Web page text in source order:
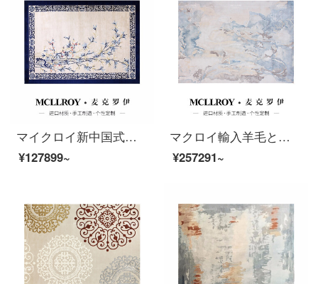
マイクロイ新中国式中国風の禅イタリアアメリカ式欧式書斎茶室のソファー茶何畳部屋のベッドルームのベッドサイドのタペストリーの前に家庭用羊毛プラスシルクカーペットLT 171030 A 3000 MM*400 MM
¥127899~
マクロイ輸入羊毛とシルクじゅうたんの後、近代的な軽量で豪華なアメリカ式の抽象的なリビングルームのソファとテーブルのベッドルームのタペストリーのハイエンドカスタマイズJ 279-8【優良な輸入羊毛のプラスシルク】400 MM*6500 MM
¥257291~